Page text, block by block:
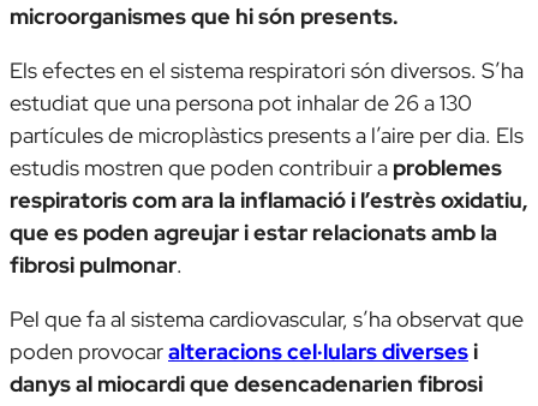
microorganismes que hi són presents.
Els efectes en el sistema respiratori són diversos. S’ha
estudiat que una persona pot inhalar de 26 a 130
partícules de microplàstics presents a l’aire per dia. Els
estudis mostren que poden contribuir a problemes
respiratoris com ara la inflamació i l’estrès oxidatiu,
que es poden agreujar i estar relacionats amb la
fibrosi pulmonar.
Pel que fa al sistema cardiovascular, s’ha observat que
poden provocaralteracions cel·lulars diversesi
danys al miocardi que desencadenarien fibrosi